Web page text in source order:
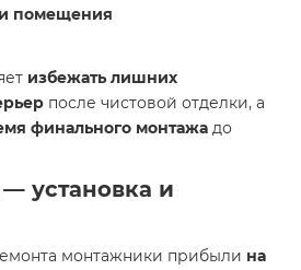
помещения
избежать лишних
после чистовой отделки, а
финального монтажа до
установка и
монтажники прибыли на